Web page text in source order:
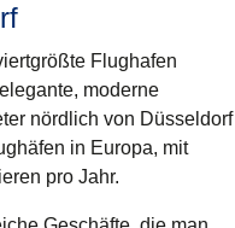
Flughafen
moderne
nördlich von Düsseldorf
in Europa, mit
pro Jahr.